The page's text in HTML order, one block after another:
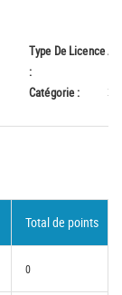
Type De Licence
:
A
Catégorie :
Total de points
0